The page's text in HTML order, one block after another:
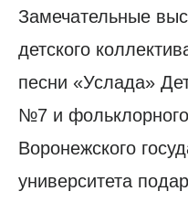
Замечательные
детского
песни «Услада»
№7 и
Воронежского
университета